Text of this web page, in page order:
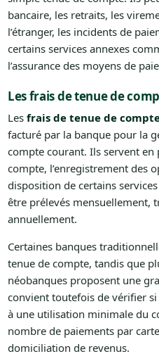
bancaire, les retraits, les
l’étranger, les incidents de
certains services annexes
l’assurance des moyens de
Les frais de tenue de
Les frais de tenue de
facturé par la banque pour la
compte courant. Ils servent
compte, l’enregistrement des
disposition de certains
être prélevés mensuellement,
annuellement.
Certaines banques
tenue de compte, tandis que
néobanques proposent une
convient toutefois de vérifier
à une utilisation minimale du
nombre de paiements par
domiciliation de revenus.